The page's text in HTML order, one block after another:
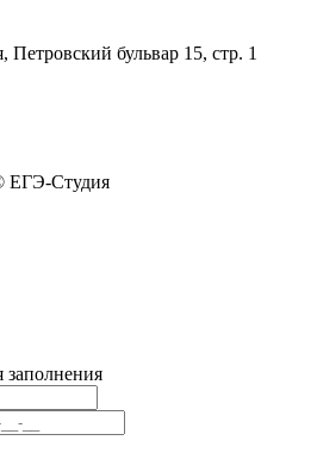
Петровский бульвар 15, стр. 1
ЕГЭ-Студия
заполнения